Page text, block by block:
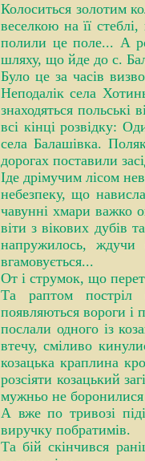
Колоситься золотим
веселкою на її
полили це поле... А
шляху, що йде до с.
Було це за часів
Неподалік села
знаходяться польські
всі кінці розвідку:
села Балашівка.
дорогах поставили
Іде дрімучим лісом
небезпеку, що
чавунні хмари важко
віти з вікових дубів
напружилось, ждучи
вгамовується...
От і струмок, що
Та раптом постріл
появляються вороги і
послали одного із
втечу, сміливо
козацька краплина
розсіяти козацький
мужньо не боронилися
А вже по тривозі
виручку побратимів.
Та бій скінчився